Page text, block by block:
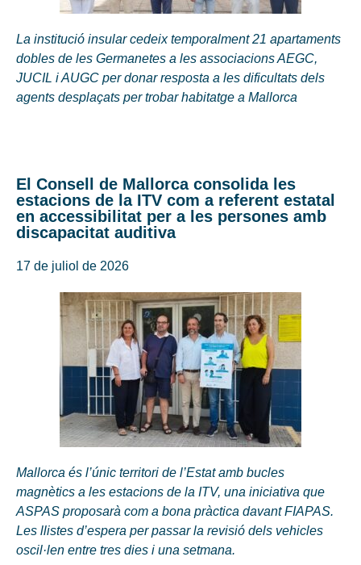
La institució insular cedeix temporalment 21 apartaments
dobles de les Germanetes a les associacions AEGC,
JUCIL i AUGC per donar resposta a les dificultats dels
agents desplaçats per trobar habitatge a Mallorca
El Consell de Mallorca consolida les
estacions de la ITV com a referent estatal
en accessibilitat per a les persones amb
discapacitat auditiva
17 de juliol de 2026
Mallorca és l’únic territori de l’Estat amb bucles
magnètics a les estacions de la ITV, una iniciativa que
ASPAS proposarà com a bona pràctica davant FIAPAS.
Les llistes d’espera per passar la revisió dels vehicles
oscil·len entre tres dies i una setmana.